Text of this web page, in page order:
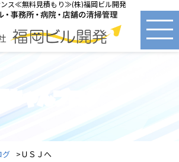
ンス≪無料見積もり≫(株)福岡ビル開発
福ちゃんブログ
グ ＵＳＪへ